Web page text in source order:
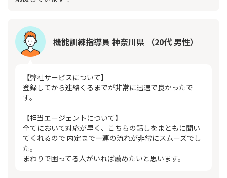
機能訓練指導員 神奈川県 （20代 男性）
【弊社サービスについて】
登録してから連絡くるまでが非常に迅速で良かったで
す。
【担当エージェントについて】
全てにおいて対応が早く、こちらの話しをまともに聞い
てくれるので 内定まで一連の流れが非常にスムーズでし
た。
まわりで困ってる人がいれば薦めたいと思います。